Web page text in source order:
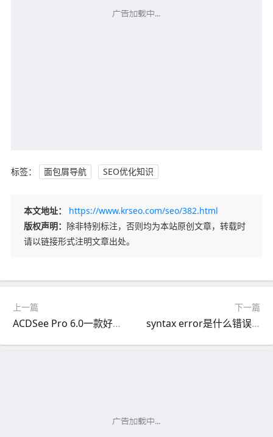
标签： 面包屑导航 SEO优化知识
本文地址：
https://www.krseo.com/seo/382.html
版权声明： 除非特别标注，否则均为本站原创文章，转载时
请以链接形式注明文章出处。
上一篇
ACDSee Pro 6.0一款好用的数字图像处理软件
下一篇
syntax error是什么错误？syntax error如何解决？